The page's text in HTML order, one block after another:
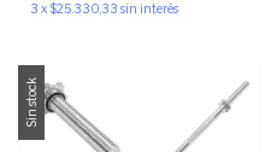
3 x$25.330,33 sin interés
Sin stock